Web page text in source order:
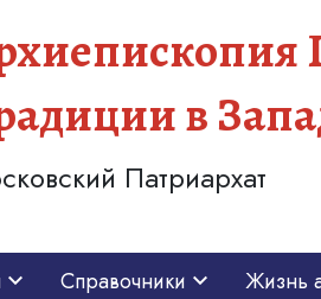
в
Патриархат
Справочники Жизнь